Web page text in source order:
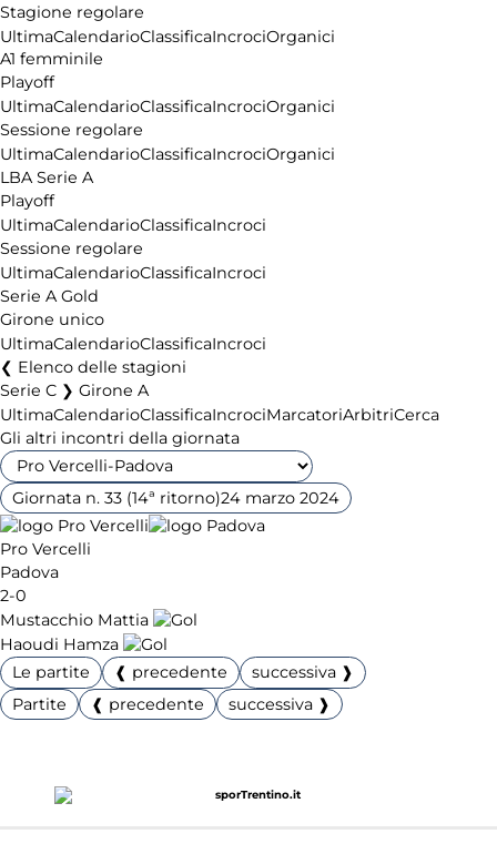
Stagione regolare
UltimaCalendarioClassificaIncrociOrganici
A1 femminile
Playoff
UltimaCalendarioClassificaIncrociOrganici
Sessione regolare
UltimaCalendarioClassificaIncrociOrganici
LBA Serie A
Playoff
UltimaCalendarioClassificaIncroci
Sessione regolare
UltimaCalendarioClassificaIncroci
Serie A Gold
Girone unico
UltimaCalendarioClassificaIncroci
Elenco delle stagioni
Serie C ❯ Girone A
UltimaCalendarioClassificaIncrociMarcatoriArbitriCerca
Gli altri incontri della giornata
Giornata n. 33 (14ª ritorno)24 marzo 2024
Pro Vercelli
Padova
2-0
Mustacchio Mattia
Haoudi Hamza
Le partite
❰ precedente
successiva ❱
Partite
❰ precedente successiva ❱